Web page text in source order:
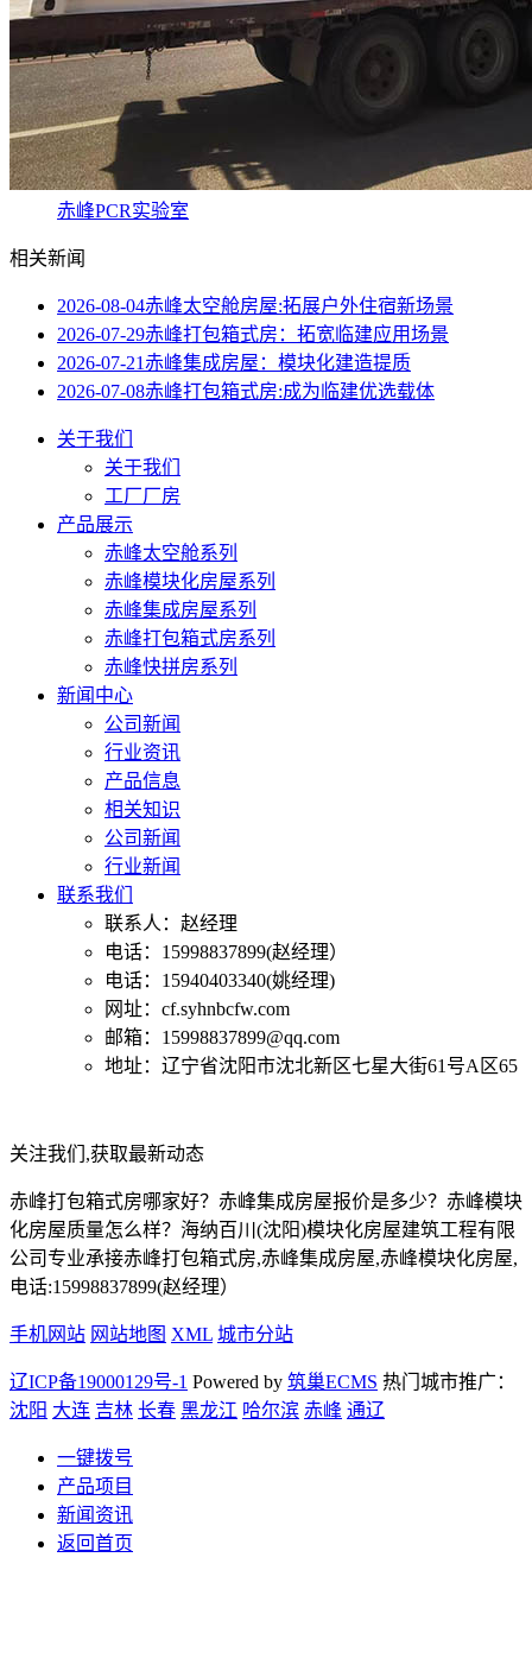
赤峰PCR实验室
相关新闻
2026-08-04赤峰太空舱房屋:拓展户外住宿新场景
2026-07-29赤峰打包箱式房：拓宽临建应用场景
2026-07-21赤峰集成房屋：模块化建造提质
2026-07-08赤峰打包箱式房:成为临建优选载体
关于我们
关于我们
工厂厂房
产品展示
赤峰太空舱系列
赤峰模块化房屋系列
赤峰集成房屋系列
赤峰打包箱式房系列
赤峰快拼房系列
新闻中心
公司新闻
行业资讯
产品信息
相关知识
公司新闻
行业新闻
联系我们
联系人：赵经理
电话：15998837899(赵经理）
电话：15940403340(姚经理)
网址：cf.syhnbcfw.com
邮箱：15998837899@qq.com
地址：辽宁省沈阳市沈北新区七星大街61号A区65
关注我们,获取最新动态
赤峰打包箱式房哪家好？赤峰集成房屋报价是多少？赤峰模块
化房屋质量怎么样？海纳百川(沈阳)模块化房屋建筑工程有限
公司专业承接赤峰打包箱式房,赤峰集成房屋,赤峰模块化房屋,
电话:15998837899(赵经理）
手机网站 网站地图 XML 城市分站
辽ICP备19000129号-1 Powered by 筑巢ECMS 热门城市推广：
沈阳 大连 吉林 长春 黑龙江 哈尔滨 赤峰 通辽
一键拨号
产品项目
新闻资讯
返回首页